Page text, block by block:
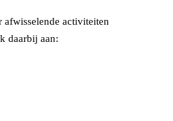
afwisselende activiteiten
daarbij aan: